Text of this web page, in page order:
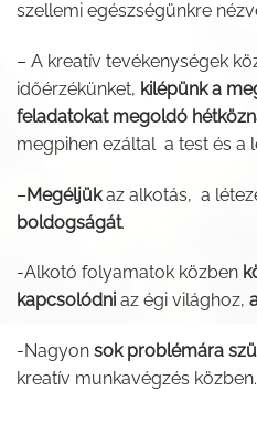
szellemi egészségünkre
– A kreatív tevékenységek
időérzékünket, kilépünk a
feladatokat megoldó
megpihen ezáltal a test és a
–Megéljükaz alkotás, a
boldogságát.
-Alkotó folyamatok közben
kapcsolódni az égi világhoz,
-Nagyon sok problémára
kreatív munkavégzés közben.